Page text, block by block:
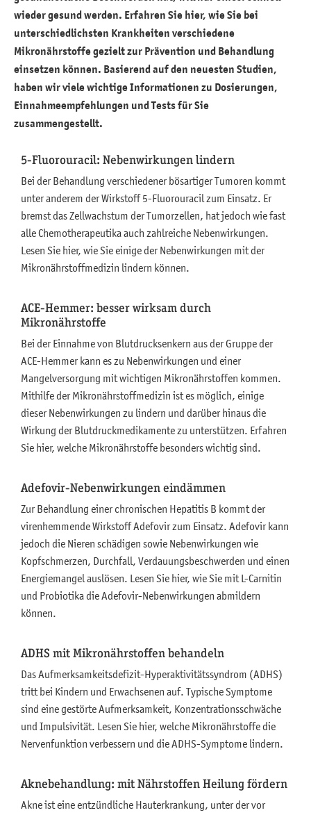
Herz-Kreislauf-System
Immunsystem & Allergien
Lunge und Atemwege
Medikamenteneinnahme
Mund und Zähne
Nervensystem
Nieren & ableitende Harnwege
Psyche
Stoffwechsel & Hormonsystem
Stütz- & Bewegungsapparat
wieder gesund werden. Erfahren Sie hier, wie Sie bei
unterschiedlichsten Krankheiten verschiedene
Mikronährstoffe gezielt zur Prävention und Behandlung
einsetzen können. Basierend auf den neuesten Studien,
haben wir viele wichtige Informationen zu Dosierungen,
Einnahmeempfehlungen und Tests für Sie
zusammengestellt.
5-Fluorouracil: Nebenwirkungen lindern
Bei der Behandlung verschiedener bösartiger Tumoren kommt
unter anderem der Wirkstoff 5-Fluorouracil zum Einsatz. Er
bremst das Zellwachstum der Tumorzellen, hat jedoch wie fast
alle Chemotherapeutika auch zahlreiche Nebenwirkungen.
Lesen Sie hier, wie Sie einige der Nebenwirkungen mit der
Mikronährstoffmedizin lindern können.
ACE-Hemmer: besser wirksam durch
Mikronährstoffe
Bei der Einnahme von Blutdrucksenkern aus der Gruppe der
ACE-Hemmer kann es zu Nebenwirkungen und einer
Mangelversorgung mit wichtigen Mikronährstoffen kommen.
Mithilfe der Mikronährstoffmedizin ist es möglich, einige
dieser Nebenwirkungen zu lindern und darüber hinaus die
Wirkung der Blutdruckmedikamente zu unterstützen. Erfahren
Sie hier, welche Mikronährstoffe besonders wichtig sind.
Adefovir-Nebenwirkungen eindämmen
Zur Behandlung einer chronischen Hepatitis B kommt der
virenhemmende Wirkstoff Adefovir zum Einsatz. Adefovir kann
jedoch die Nieren schädigen sowie Nebenwirkungen wie
Kopfschmerzen, Durchfall, Verdauungsbeschwerden und einen
Energiemangel auslösen. Lesen Sie hier, wie Sie mit L-Carnitin
und Probiotika die Adefovir-Nebenwirkungen abmildern
können.
ADHS mit Mikronährstoffen behandeln
Das Aufmerksamkeitsdefizit-Hyperaktivitätssyndrom (ADHS)
tritt bei Kindern und Erwachsenen auf. Typische Symptome
sind eine gestörte Aufmerksamkeit, Konzentrationsschwäche
und Impulsivität. Lesen Sie hier, welche Mikronährstoffe die
Nervenfunktion verbessern und die ADHS-Symptome lindern.
Aknebehandlung: mit Nährstoffen Heilung fördern
Akne ist eine entzündliche Hauterkrankung, unter der vor